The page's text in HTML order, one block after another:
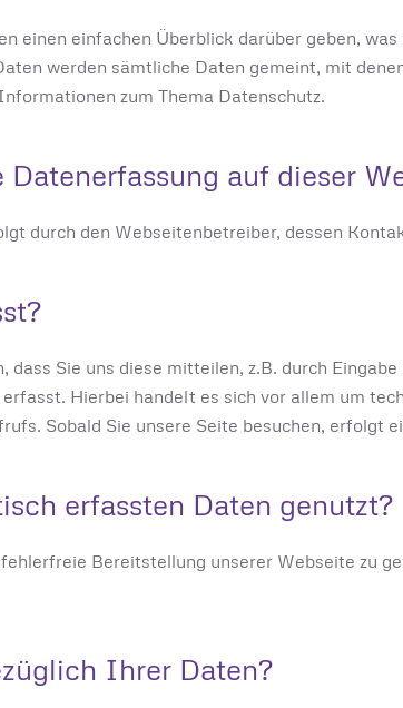
einen einfachen Überblick darüber geben,
werden sämtliche Daten gemeint, mit
zum Thema Datenschutz.
auf dieser
durch den Webseitenbetreiber, dessen
Sie uns diese mitteilen, z.B. durch
Hierbei handelt es sich vor allem um
Sobald Sie unsere Seite besuchen, erfolgt
erfassten Daten genutzt?
Bereitstellung unserer Webseite zu
Ihrer Daten?